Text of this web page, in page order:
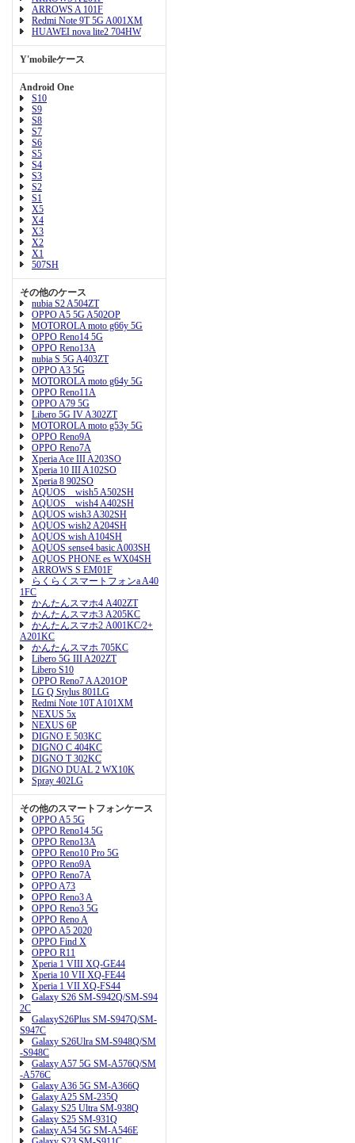
ARROWS A 101F
Redmi Note 9T 5G A001XM
HUAWEI nova lite2 704HW
Y'mobileケース
Android One
S10
S9
S8
S7
S6
S5
S4
S3
S2
S1
X5
X4
X3
X2
X1
507SH
その他のケース
nubia S2 A504ZT
OPPO A5 5G A502OP
MOTOROLA moto g66y 5G
OPPO Reno14 5G
OPPO Reno13A
nubia S 5G A403ZT
OPPO A3 5G
MOTOROLA moto g64y 5G
OPPO Reno11A
OPPO A79 5G
Libero 5G IV A302ZT
MOTOROLA moto g53y 5G
OPPO Reno9A
OPPO Reno7A
Xperia Ace III A203SO
Xperia 10 III A102SO
Xperia 8 902SO
AQUOS wish5 A502SH
AQUOS wish4 A402SH
AQUOS wish3 A302SH
AQUOS wish2 A204SH
AQUOS wish A104SH
AQUOS sense4 basic A003SH
AQUOS PHONE es WX04SH
ARROWS S EM01F
らくらくスマートフォンa A40
1FC
かんたんスマホ4 A402ZT
かんたんスマホ3 A205KC
かんたんスマホ2 A001KC/2+
A201KC
かんたんスマホ 705KC
Libero 5G III A202ZT
Libero S10
OPPO Reno7 A A201OP
LG Q Stylus 801LG
Redmi Note 10T A101XM
NEXUS 5x
NEXUS 6P
DIGNO E 503KC
DIGNO C 404KC
DIGNO T 302KC
DIGNO DUAL 2 WX10K
Spray 402LG
その他のスマートフォンケース
OPPO A5 5G
OPPO Reno14 5G
OPPO Reno13A
OPPO Reno10 Pro 5G
OPPO Reno9A
OPPO Reno7A
OPPO A73
OPPO Reno3 A
OPPO Reno3 5G
OPPO Reno A
OPPO A5 2020
OPPO Find X
OPPO R11
Xperia 1 VIII XQ-GE44
Xperia 10 VII XQ-FE44
Xperia 1 VII XQ-FS44
Galaxy S26 SM-S942Q/SM-S94
2C
GalaxyS26Plus SM-S947Q/SM-
S947C
Galaxy S26Ulra SM-S948Q/SM
-S948C
Galaxy A57 5G SM-A576Q/SM
-A576C
Galaxy A36 5G SM-A366Q
Galaxy A25 SM-235Q
Galaxy S25 Ultra SM-938Q
Galaxy S25 SM-931Q
Galaxy A54 5G SM-A546E